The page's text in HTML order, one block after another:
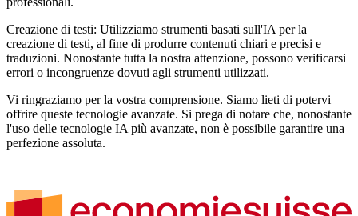
Creazione di testi: Utilizziamo strumenti basati sull'IA per la
creazione di testi, al fine di produrre contenuti chiari e precisi e
traduzioni. Nonostante tutta la nostra attenzione, possono verificarsi
errori o incongruenze dovuti agli strumenti utilizzati.
Vi ringraziamo per la vostra comprensione. Siamo lieti di potervi
offrire queste tecnologie avanzate. Si prega di notare che, nonostante
l'uso delle tecnologie IA più avanzate, non è possibile garantire una
perfezione assoluta.